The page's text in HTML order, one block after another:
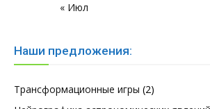
« Июл
Наши предложения:
Трансформационные игры (2)